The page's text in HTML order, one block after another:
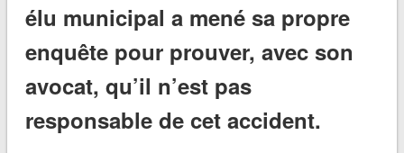
élu municipal a mené sa propre
enquête pour prouver, avec son
avocat, qu’il n’est pas
responsable de cet accident.